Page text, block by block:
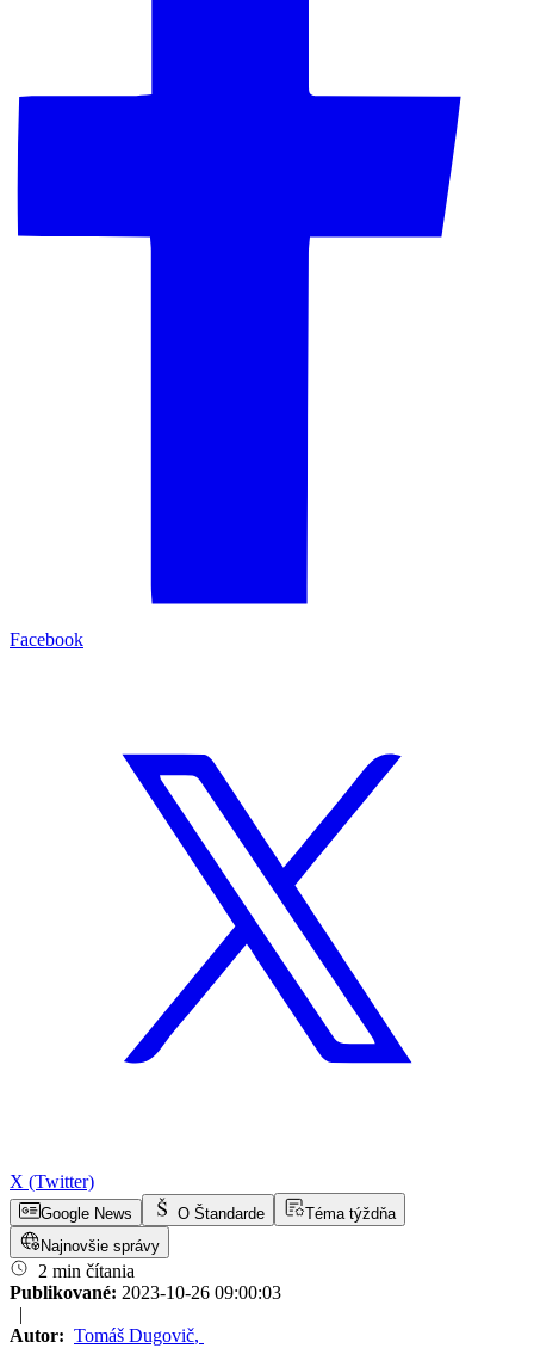
Facebook
X (Twitter)
Google News O Štandarde
Téma týždňa
Najnovšie správy
2 min čítania
Publikované: 2023-10-26 09:00:03
|
Autor: Tomáš Dugovič,